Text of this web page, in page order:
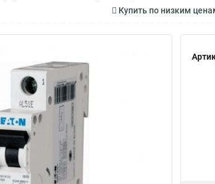
Купить по низким